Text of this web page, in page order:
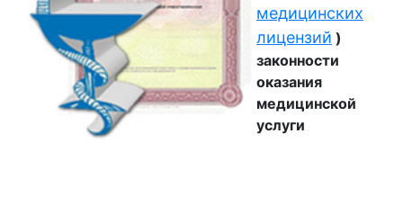
медицинских
лицензий )
законности
оказания
медицинской
услуги